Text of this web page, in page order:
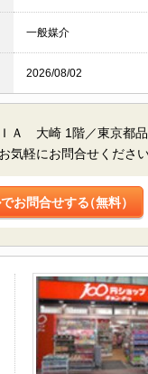
一般媒介
2026/08/02
大崎 1階／東京都品
気軽にお問合せください
お問合せする（無料）